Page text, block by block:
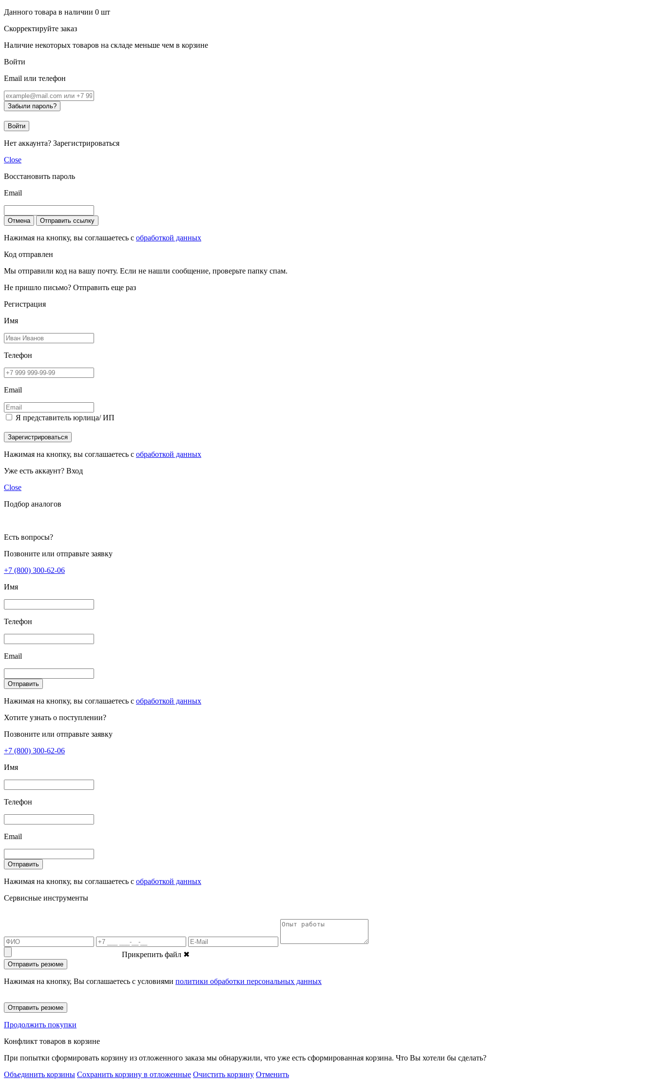
Данного товара в наличии 0 шт
Скорректируйте заказ
Наличие некоторых товаров на складе меньше чем в корзине
Войти
Email или телефон
Забыли пароль?
Войти
Нет аккаунта? Зарегистрироваться
Close
Восстановить пароль
Email
Отмена Отправить ссылку
Нажимая на кнопку, вы соглашаетесь с обработкой данных
Код отправлен
Мы отправили код на вашу почту. Если не нашли сообщение, проверьте папку спам.
Не пришло письмо? Отправить еще раз
Регистрация
Имя
Телефон
Email
Я представитель юрлица/ ИП
Зарегистрироваться
Нажимая на кнопку, вы соглашаетесь с обработкой данных
Уже есть аккаунт? Вход
Close
Подбор аналогов
Есть вопросы?
Позвоните или отправьте заявку
+7 (800) 300-62-06
Имя
Телефон
Email
Отправить
Нажимая на кнопку, вы соглашаетесь с обработкой данных
Хотите узнать о поступлении?
Позвоните или отправьте заявку
+7 (800) 300-62-06
Имя
Телефон
Email
Отправить
Нажимая на кнопку, вы соглашаетесь с обработкой данных
Сервисные инструменты
Прикрепить файл ✖
Отправить резюме
Нажимая на кнопку, Вы соглашаетесь с условиями политики обработки персональных данных
Отправить резюме
Продолжить покупки
Конфликт товаров в корзине
При попытки сформировать корзину из отложенного заказа мы обнаружили, что уже есть сформированная корзина. Что Вы хотели бы сделать?
Объединить корзины Сохранить корзину в отложенные Очистить корзину Отменить